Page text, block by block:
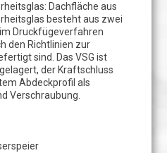
Dachfläche aus
besteht aus zwei
Druckfügeverfahren
den Richtlinien zur
sind. Das VSG ist
der Kraftschluss
Abdeckprofil als
Verschraubung.